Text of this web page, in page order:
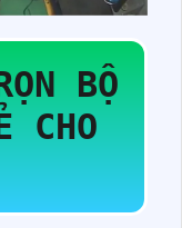
BỘ
CHO